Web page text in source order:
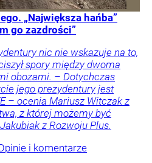
„Największa hańba”
go zazdrości”
nic nie wskazuje na to,
spory między dwoma
obozami. – Dotychczas
jego prezydentury jest
– ocenia Mariusz Witczak z
z której możemy być
z Rozwoju Plus.
i komentarze